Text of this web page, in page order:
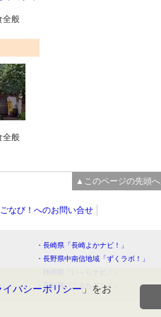
全般
全般
▲このページの先頭
なび！へのお問い合せ
・長崎県「長崎よかナビ！」
・長野県中南信地域「ずくラボ！」
・高知県「こうちドン！」
イバシーポリシー 」をお